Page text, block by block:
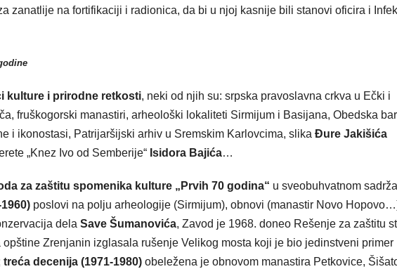
zanatlije na fortifikaciji i radionica, da bi u njoj kasnije bili stanovi oficira i
kulture i prirodne retkosti, neki od njih su: srpska pravoslavna crkva u Ečki i
fruškogorski manastiri, arheološki lokaliteti Sirmijum i Basijana, Obedska
i ikonostasi, Patrijaršijski arhiv u Sremskim Karlovcima, slika Đure Jakišića
„Knez Ivo od Semberije“ Isidora Bajića…
za zaštitu spomenika kulture „Prvih 70 godina“ u sveobuhvatnom
poslovi na polju arheologije (Sirmijum), obnovi (manastir Novo
dela Save Šumanovića, Zavod je 1968. doneo Rešenje za zaštitu
Zrenjanin izglasala rušenje Velikog mosta koji je bio jedinstveni primer
treća decenija (1971-1980) obeležena je obnovom manastira Petkovice,